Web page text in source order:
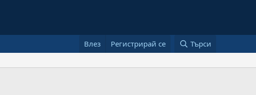
Влез Регистрирай се Търси